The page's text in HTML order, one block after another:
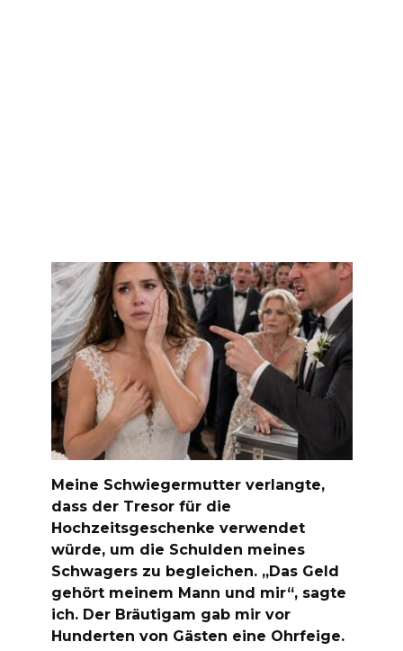
Meine Schwiegermutter verlangte,
dass der Tresor für die
Hochzeitsgeschenke verwendet
würde, um die Schulden meines
Schwagers zu begleichen. „Das Geld
gehört meinem Mann und mir“, sagte
ich. Der Bräutigam gab mir vor
Hunderten von Gästen eine Ohrfeige.